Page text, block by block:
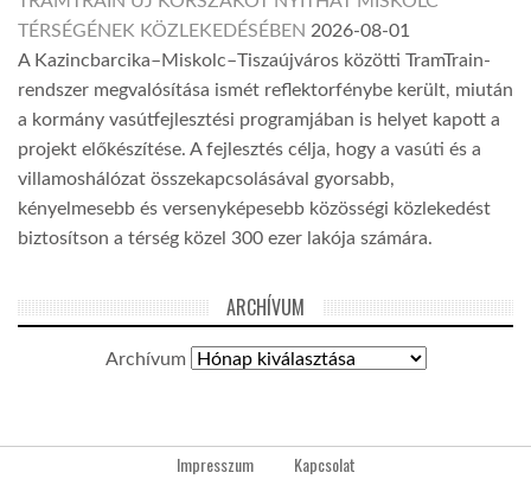
TÉRSÉGÉNEK KÖZLEKEDÉSÉBEN 2026-08-01
A Kazincbarcika–Miskolc–Tiszaújváros közötti TramTrain-
rendszer megvalósítása ismét reflektorfénybe került, miután
a kormány vasútfejlesztési programjában is helyet kapott a
projekt előkészítése. A fejlesztés célja, hogy a vasúti és a
villamoshálózat összekapcsolásával gyorsabb,
kényelmesebb és versenyképesebb közösségi közlekedést
biztosítson a térség közel 300 ezer lakója számára.
ARCHÍVUM
Archívum
Impresszum Kapcsolat